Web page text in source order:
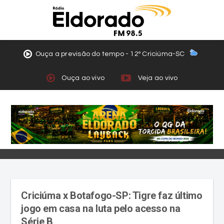
Ouça a previsão do tempo - 12º Criciúma-SC
Ouça ao vivo Veja ao vivo
Série B
Mobilização da torcida no Majestoso